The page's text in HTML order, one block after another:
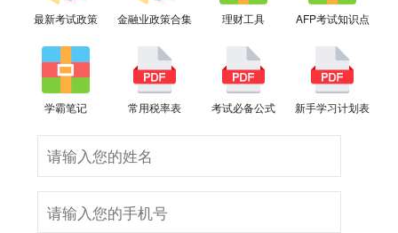
最新考试政策 金融业政策合集 理财工具 AFP考试知识点
学霸笔记 常用税率表 考试必备公式 新手学习计划表